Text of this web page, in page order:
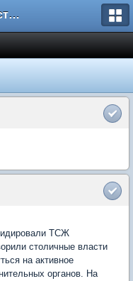
Форум Новостройки
ТСЖ
столичные власти
на активное
органов. На